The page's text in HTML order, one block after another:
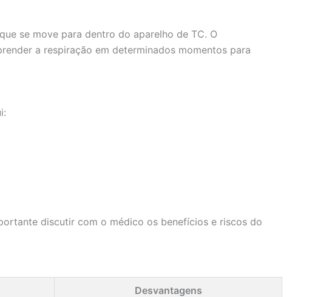
se move para dentro do aparelho de TC. O
a respiração em determinados momentos para
discutir com o médico os benefícios e riscos do
Desvantagens